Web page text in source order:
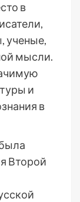
в
ученые,
мысли.
и
в
Второй